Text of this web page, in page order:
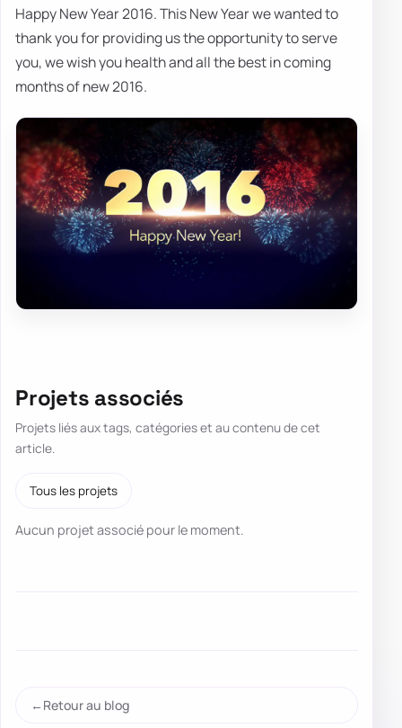
Happy New Year 2016. This New Year we wanted to
thank you for providing us the opportunity to serve
you, we wish you health and all the best in coming
months of new 2016.
Projets associés
Projets liés aux tags, catégories et au contenu de cet
article.
Tous les projets
Aucun projet associé pour le moment.
Retour au blog